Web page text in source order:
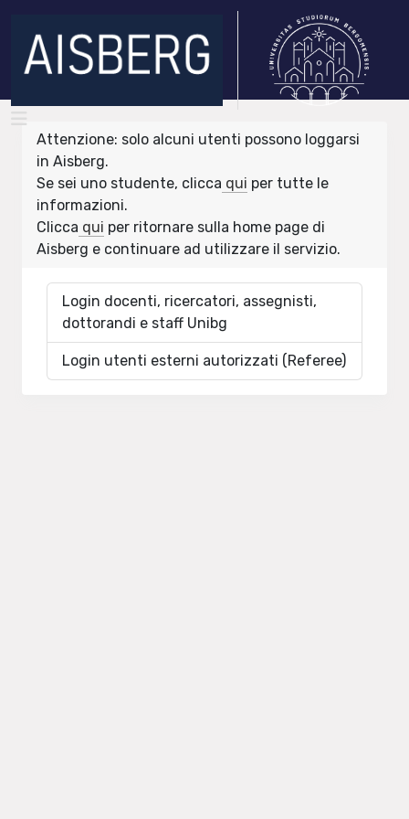
Attenzione: solo alcuni utenti possono loggarsi
in Aisberg.
Se sei uno studente, clicca qui per tutte le
informazioni.
Clicca qui per ritornare sulla home page di
Aisberg e continuare ad utilizzare il servizio.
Login docenti, ricercatori, assegnisti,
dottorandi e staff Unibg
Login utenti esterni autorizzati (Referee)